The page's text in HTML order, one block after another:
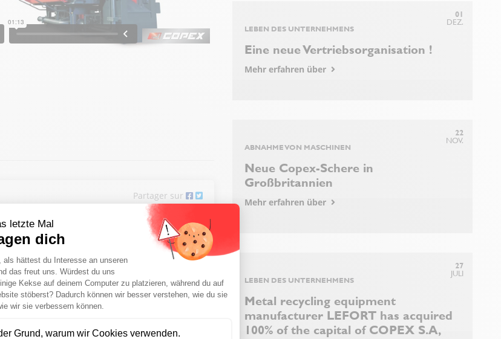
Partager sur
01
DEZ.
LEBEN DES UNTERNEHMENS
Eine neue Vertriebsorganisation !
Mehr erfahren über
22
NOV.
ABNAHME VON MASCHINEN
Neue Copex-Schere in
Großbritannien
Mehr erfahren über
27
JULI
LEBEN DES UNTERNEHMENS
Metal recycling equipment
manufacturer LEFORT has acquired
100% of the capital of COPEX S.A,
letzte Mal
dich
Passen Sie Ihre Optionen an
als hättest du Interesse an unseren
das freut uns. Würdest du uns
Kekse auf deinem Computer zu platzieren, während du auf
stöberst? Dadurch können wir besser verstehen, wie du sie
wir sie verbessern können.
Grund, warum wir Cookies verwenden.